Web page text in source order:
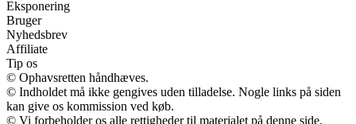
Eksponering
Bruger
Nyhedsbrev
Affiliate
Tip os
© Ophavsretten håndhæves.
© Indholdet må ikke gengives uden tilladelse. Nogle links på siden
kan give os kommission ved køb.
© Vi forbeholder os alle rettigheder til materialet på denne side.